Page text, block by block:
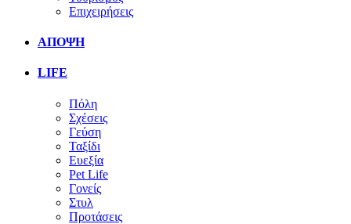
Επιχειρήσεις
ΑΠΟΨΗ
LIFE
Πόλη
Σχέσεις
Γεύση
Ταξίδι
Ευεξία
Pet Life
Γονείς
Στυλ
Προτάσεις